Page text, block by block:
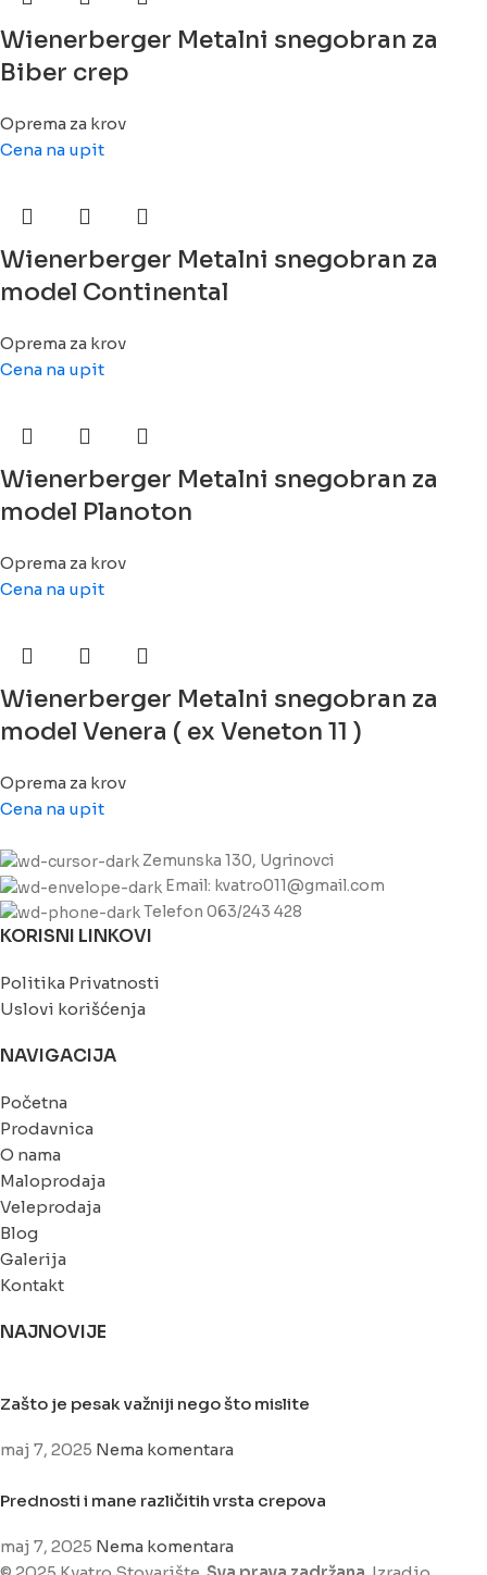
Wienerberger Metalni snegobran za
Biber crep
Oprema za krov
Cena na upit
Wienerberger Metalni snegobran za
model Continental
Oprema za krov
Cena na upit
Wienerberger Metalni snegobran za
model Planoton
Oprema za krov
Cena na upit
Wienerberger Metalni snegobran za
model Venera ( ex Veneton 11 )
Oprema za krov
Cena na upit
Zemunska 130, Ugrinovci
Email: kvatro011@gmail.com
Telefon 063/243 428
KORISNI LINKOVI
Politika Privatnosti
Uslovi korišćenja
NAVIGACIJA
Početna
Prodavnica
O nama
Maloprodaja
Veleprodaja
Blog
Galerija
Kontakt
NAJNOVIJE
Zašto je pesak važniji nego što mislite
maj 7, 2025 Nema komentara
Prednosti i mane različitih vrsta crepova
maj 7, 2025 Nema komentara